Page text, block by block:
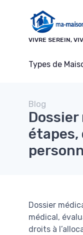
VIVRE SEREIN,
Types de
Blog
Dossier
médical,
droits à